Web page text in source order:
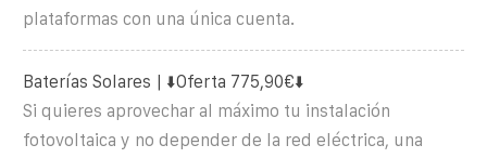
plataformas con una única cuenta.
Baterías Solares | ⬇️Oferta 775,90€⬇️
Si quieres aprovechar al máximo tu instalación
fotovoltaica y no depender de la red eléctrica, una